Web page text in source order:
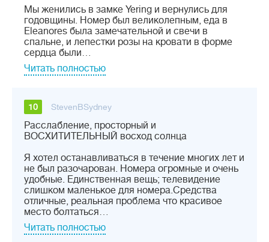
Мы женились в замке Yering и вернулись для
годовщины. Номер был великолепным, еда в
Eleanores была замечательной и свечи в
спальне, и лепестки розы на кровати в форме
сердца были…
Читать полностью
10 StevenBSydney
Расслабление, просторный и
ВОСХИТИТЕЛЬНЫЙ восход солнца
Я хотел останавливаться в течение многих лет и
не был разочарован. Номера огромные и очень
удобные. Единственная вещь; телевидение
слишком маленькое для номера.Средства
отличные, реальная проблема что красивое
место болтаться…
Читать полностью